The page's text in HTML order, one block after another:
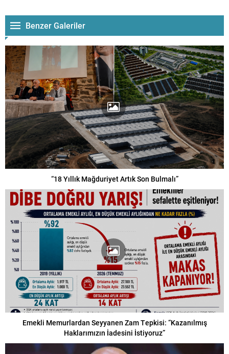
Benzer Galeriler
“18 Yıllık Mağduriyet Artık Son Bulmalı”
Emekli Memurlardan Seyyanen Zam Tepkisi: “Kazanılmış
Haklarımızın İadesini İstiyoruz”